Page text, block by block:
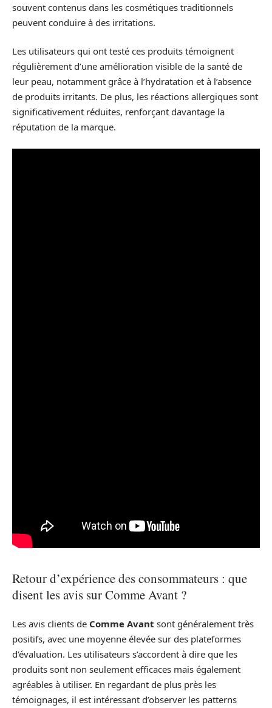
souvent contenus dans les cosmétiques traditionnels
peuvent conduire à des irritations.
Les utilisateurs qui ont testé ces produits témoignent
régulièrement d’une amélioration visible de la santé de
leur peau, notamment grâce à l’hydratation et à l’absence
de produits irritants. De plus, les réactions allergiques sont
significativement réduites, renforçant davantage la
réputation de la marque.
Retour d’expérience des consommateurs : que
disent les avis sur Comme Avant ?
Les avis clients de Comme Avant sont généralement très
positifs, avec une moyenne élevée sur des plateformes
d’évaluation. Les utilisateurs s’accordent à dire que les
produits sont non seulement efficaces mais également
agréables à utiliser. En regardant de plus près les
témoignages, il est intéressant d’observer les patterns